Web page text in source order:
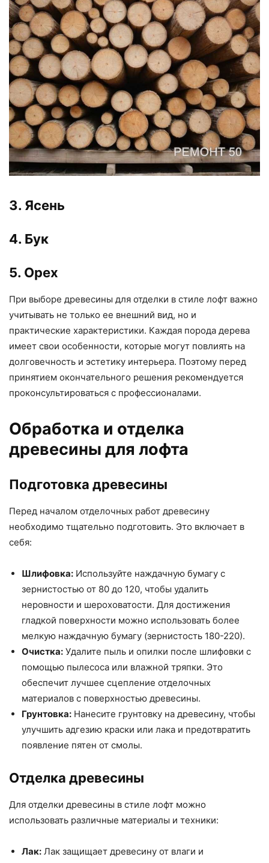
3. Ясень
4. Бук
5. Орех
При выборе древесины для отделки в стиле лофт важно
учитывать не только ее внешний вид, но и
практические характеристики. Каждая порода дерева
имеет свои особенности, которые могут повлиять на
долговечность и эстетику интерьера. Поэтому перед
принятием окончательного решения рекомендуется
проконсультироваться с профессионалами.
Обработка и отделка
древесины для лофта
Подготовка древесины
Перед началом отделочных работ древесину
необходимо тщательно подготовить. Это включает в
себя:
Шлифовка: Используйте наждачную бумагу с
зернистостью от 80 до 120, чтобы удалить
неровности и шероховатости. Для достижения
гладкой поверхности можно использовать более
мелкую наждачную бумагу (зернистость 180-220).
Очистка: Удалите пыль и опилки после шлифовки с
помощью пылесоса или влажной тряпки. Это
обеспечит лучшее сцепление отделочных
материалов с поверхностью древесины.
Грунтовка: Нанесите грунтовку на древесину, чтобы
улучшить адгезию краски или лака и предотвратить
появление пятен от смолы.
Отделка древесины
Для отделки древесины в стиле лофт можно
использовать различные материалы и техники:
Лак: Лак защищает древесину от влаги и